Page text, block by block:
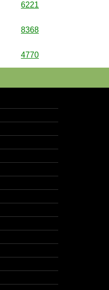
6221
8368
4770